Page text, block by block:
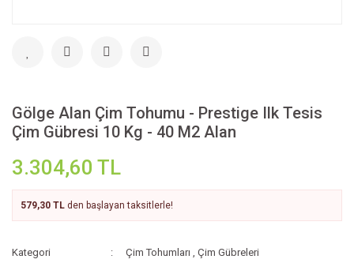
Gölge Alan Çim Tohumu - Prestige Ilk Tesis
Çim Gübresi 10 Kg - 40 M2 Alan
3.304,60 TL
579,30 TL den başlayan taksitlerle!
Kategori Çim Tohumları ,Çim Gübreleri